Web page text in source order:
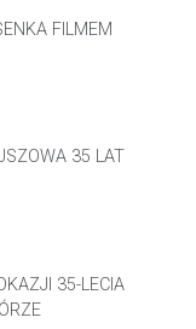
FILMEM
35 LAT
35-LECIA